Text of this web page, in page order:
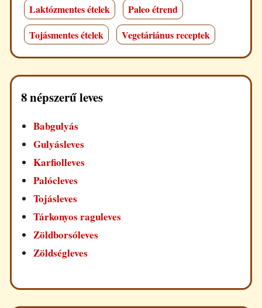
Laktózmentes ételek
Paleo étrend
Tojásmentes ételek
Vegetáriánus receptek
8 népszerű leves
Babgulyás
Gulyásleves
Karfiolleves
Palócleves
Tojásleves
Tárkonyos raguleves
Zöldborsóleves
Zöldségleves